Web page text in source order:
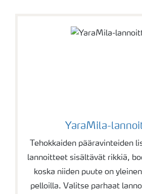
YaraMila-
Tehokkaiden pääravinteiden
lannoitteet sisältävät rikkiä,
koska niiden puute on
pelloilla. Valitse parhaat